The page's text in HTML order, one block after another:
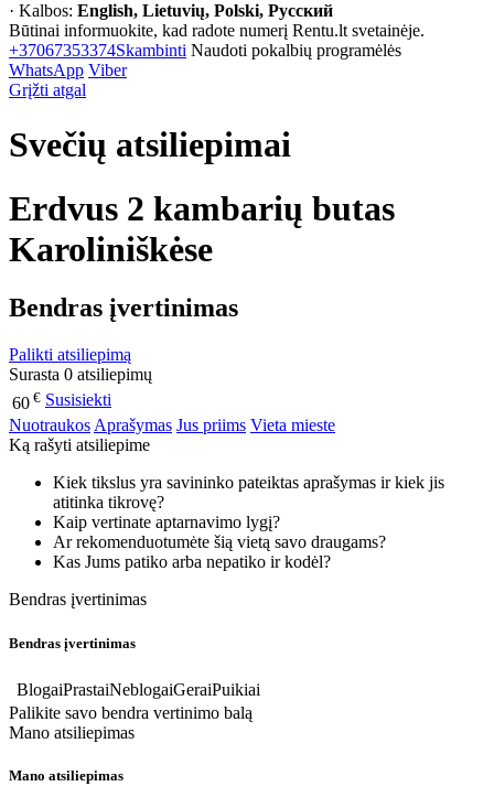
· Kalbos: English, Lietuvių, Polski, Русский
Būtinai informuokite, kad radote numerį Rentu.lt svetainėje.
+37067353374Skambinti Naudoti pokalbių programėlės
WhatsApp Viber
Grįžti atgal
Svečių atsiliepimai
Erdvus 2 kambarių butas
Karoliniškėse
Bendras įvertinimas
Palikti atsiliepimą
Surasta 0 atsiliepimų
60 € Susisiekti
Nuotraukos Aprašymas Jus priims Vieta mieste
Ką rašyti atsiliepime
Kiek tikslus yra savininko pateiktas aprašymas ir kiek jis
atitinka tikrovę?
Kaip vertinate aptarnavimo lygį?
Ar rekomenduotumėte šią vietą savo draugams?
Kas Jums patiko arba nepatiko ir kodėl?
Bendras įvertinimas
Bendras įvertinimas
BlogaiPrastaiNeblogaiGeraiPuikiai
Palikite savo bendra vertinimo balą
Mano atsiliepimas
Mano atsiliepimas